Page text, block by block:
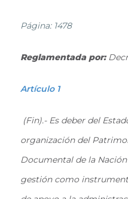
Página: 1478
Reglamentada por:
Artículo 1
(Fin).- Es deber del
organización del
Documental de la
gestión como